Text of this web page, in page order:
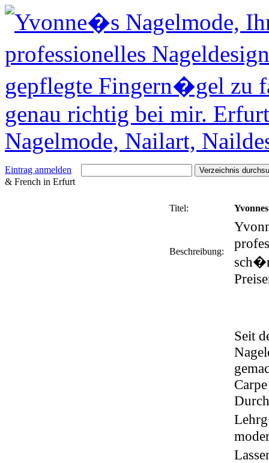
Eintrag anmelden
& French in Erfurt
Titel:
Beschreibung:
Seit